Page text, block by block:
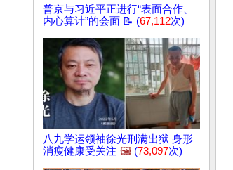
普京与习近平正进行“表面合作、
内心算计”的会面 📝 (67,112次)
八九学运领袖徐光刑满出狱 身形
消瘦健康受关注 🖼️ (73,097次)